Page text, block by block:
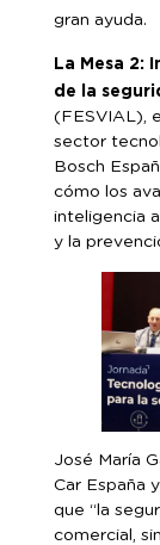
gran ayuda.
La Mesa 2:
de la
(FESVIAL),
sector
Bosch
cómo los
inteligencia
y la
José María
Car España
que “la
comercial,